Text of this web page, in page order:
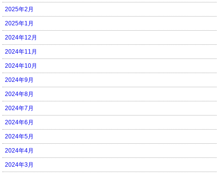
2025年2月
2025年1月
2024年12月
2024年11月
2024年10月
2024年9月
2024年8月
2024年7月
2024年6月
2024年5月
2024年4月
2024年3月